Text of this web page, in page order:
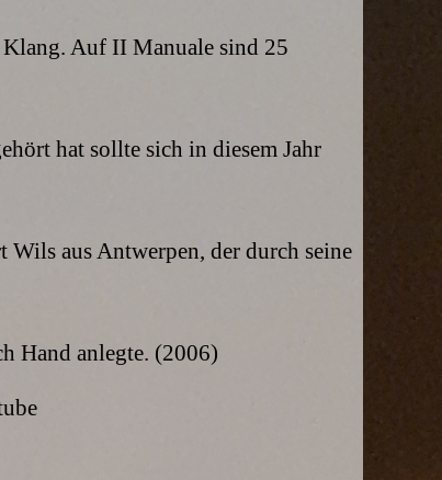
Auf II Manuale sind 25
hat sollte sich in diesem Jahr
aus Antwerpen, der durch seine
Hand anlegte. (2006)